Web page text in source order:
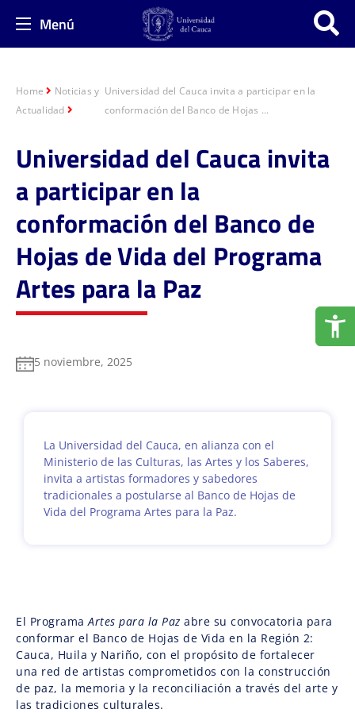
Menú
Home
Noticias y
Actualidad
Universidad del Cauca invita a participar en la
conformación del Banco de Hojas ...
Universidad del Cauca invita
a participar en la
conformación del Banco de
Hojas de Vida del Programa
Artes para la Paz
5 noviembre, 2025
La Universidad del Cauca, en alianza con el
Ministerio de las Culturas, las Artes y los Saberes,
invita a artistas formadores y sabedores
tradicionales a postularse al Banco de Hojas de
Vida del Programa Artes para la Paz.
El ProgramaArtes para la Paz abre su convocatoria para
conformar el Banco de Hojas de Vida en la Región 2:
Cauca, Huila y Nariño, con el propósito de fortalecer
una red de artistas comprometidos con la construcción
de paz, la memoria y la reconciliación a través del arte y
las tradiciones culturales.